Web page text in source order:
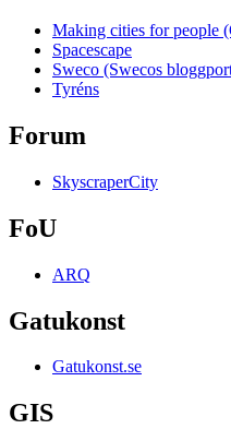
Making cities for people
Spacescape
Sweco (Swecos
Tyréns
Forum
SkyscraperCity
FoU
ARQ
Gatukonst
Gatukonst.se
GIS